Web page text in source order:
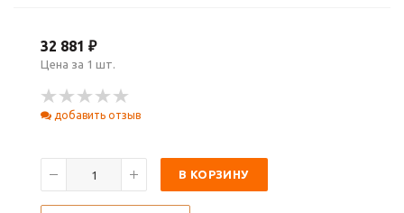
32 881 ₽
Цена за 1 шт.
добавить отзыв
В КОРЗИНУ